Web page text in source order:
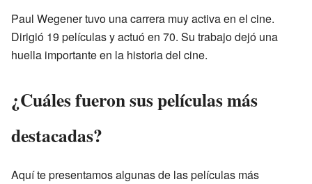
Paul Wegener tuvo una carrera muy activa en el cine.
Dirigió 19 películas y actuó en 70. Su trabajo dejó una
huella importante en la historia del cine.
¿Cuáles fueron sus películas más
destacadas?
Aquí te presentamos algunas de las películas más